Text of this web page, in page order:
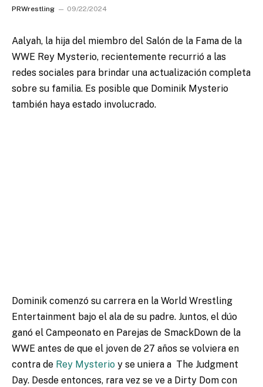
PRWrestling 09/22/2024
Aalyah, la hija del miembro del Salón de la Fama de la
WWE Rey Mysterio, recientemente recurrió a las
redes sociales para brindar una actualización completa
sobre su familia. Es posible que Dominik Mysterio
también haya estado involucrado.
Dominik comenzó su carrera en la World Wrestling
Entertainment bajo el ala de su padre. Juntos, el dúo
ganó el Campeonato en Parejas de SmackDown de la
WWE antes de que el joven de 27 años se volviera en
contra de Rey Mysterio y se uniera a The Judgment
Day. Desde entonces, rara vez se ve a Dirty Dom con